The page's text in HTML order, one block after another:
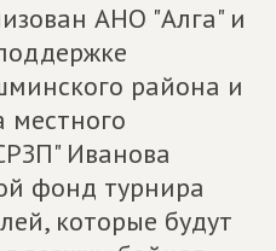
АНО "Алга" и
района и
местного
Иванова
фонд турнира
которые будут